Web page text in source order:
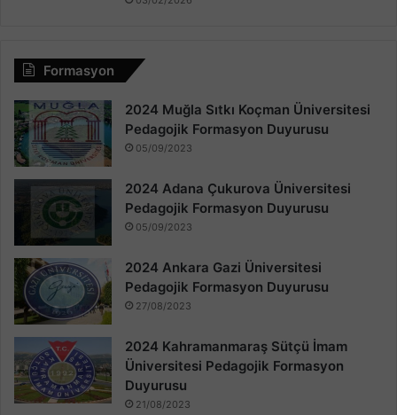
Formasyon
2024 Muğla Sıtkı Koçman Üniversitesi
Pedagojik Formasyon Duyurusu
05/09/2023
2024 Adana Çukurova Üniversitesi
Pedagojik Formasyon Duyurusu
05/09/2023
2024 Ankara Gazi Üniversitesi
Pedagojik Formasyon Duyurusu
27/08/2023
2024 Kahramanmaraş Sütçü İmam
Üniversitesi Pedagojik Formasyon
Duyurusu
21/08/2023